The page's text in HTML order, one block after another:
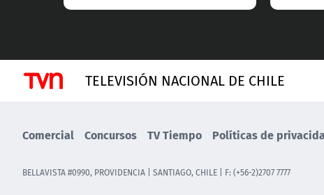
TELEVISIÓN NACIONAL DE CHILE
Comercial Concursos TV Tiempo Políticas de
BELLAVISTA #0990, PROVIDENCIA | SANTIAGO, CHILE | F: (+56-2)2707 7777